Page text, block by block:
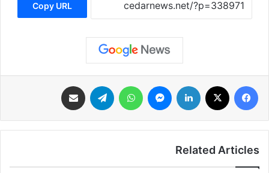
Copy URL
فيسبوك لينكدإن ماسنجر واتساب تيلقرام
Related Articles